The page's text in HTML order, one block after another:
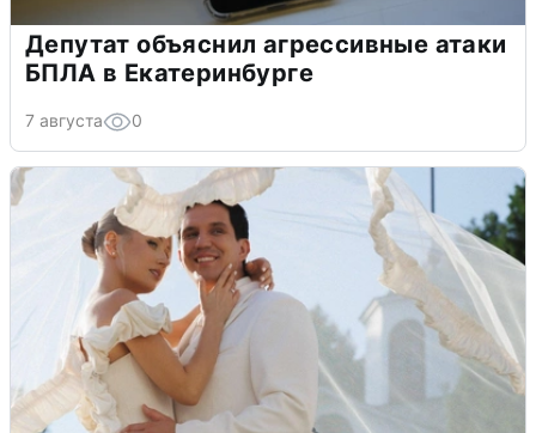
Депутат объяснил агрессивные атаки
БПЛА в Екатеринбурге
7 августа 0